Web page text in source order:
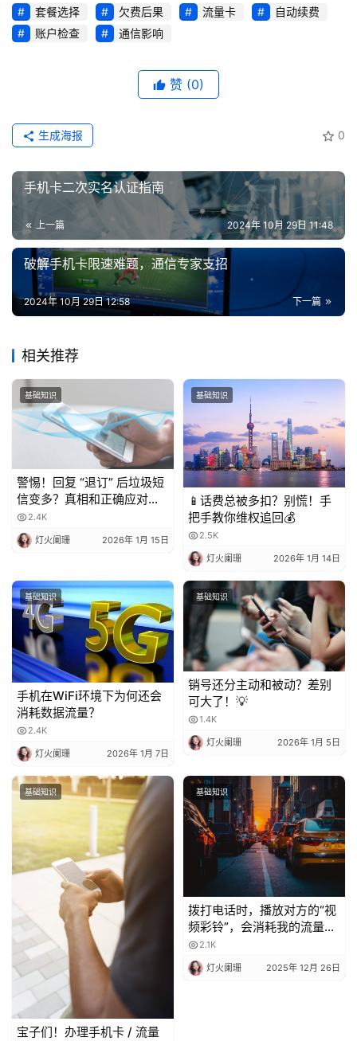
务
套餐选择 欠费后果 流量卡
自动续费
账户检查
通信影响
赞 (0)
0
生成海报
手机卡二次实名认证指南
上一篇 2024年 10月 29日 11:48
破解手机卡限速难题，通信专家支招
下一篇
2024年 10月 29日 12:58
相关推荐
基础知识
警惕！回复 “退订” 后垃圾短
信变多？真相和正确应对方
法都在这
2.4K
灯火阑珊 2026年 1月 15日
基础知识
📱话费总被多扣？别慌！手
把手教你维权追回💰
2.5K
灯火阑珊 2026年 1月 14日
基础知识
手机在WiFi环境下为何还会
消耗数据流量？
2.4K
灯火阑珊 2026年 1月 7日
基础知识
销号还分主动和被动？差别
可大了！💡
1.4K
灯火阑珊 2026年 1月 5日
基础知识
宝子们！办理手机卡 / 流量
基础知识
拨打电话时，播放对方的“视
频彩铃”，会消耗我的流量
吗？
2.1K
灯火阑珊 2025年 12月 26日